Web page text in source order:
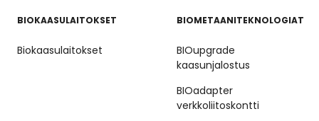
BIOKAASULAITOKSET
Biokaasulaitokset
BIOMETAANITEKNOLOGIAT
BIOupgrade
kaasunjalostus
BIOadapter
verkkoliitoskontti